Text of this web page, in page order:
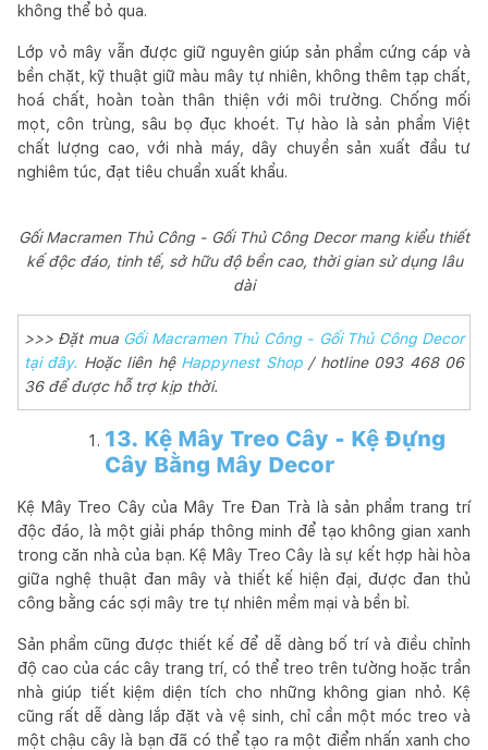
không thể bỏ qua.
Lớp vỏ mây vẫn được giữ nguyên giúp sản phẩm cứng cáp và
bền chặt, kỹ thuật giữ màu mây tự nhiên, không thêm tạp chất,
hoá chất, hoàn toàn thân thiện với môi trường. Chống mối
mọt, côn trùng, sâu bọ đục khoét. Tự hào là sản phẩm Việt
chất lượng cao, với nhà máy, dây chuyền sản xuất đầu tư
nghiêm túc, đạt tiêu chuẩn xuất khẩu.
Gối Macramen Thủ Công - Gối Thủ Công Decor mang kiểu thiết
kế độc đáo, tinh tế, sở hữu độ bền cao, thời gian sử dụng lâu
dài
>>> Đặt mua Gối Macramen Thủ Công - Gối Thủ Công Decor
tại đây. Hoặc liên hệ Happynest Shop/ hotline 093 468 06
36 để được hỗ trợ kịp thời.
13. Kệ Mây Treo Cây - Kệ Đựng
Cây Bằng Mây Decor
Kệ Mây Treo Cây của Mây Tre Đan Trà là sản phẩm trang trí
độc đáo, là một giải pháp thông minh để tạo không gian xanh
trong căn nhà của bạn. Kệ Mây Treo Cây là sự kết hợp hài hòa
giữa nghệ thuật đan mây và thiết kế hiện đại, được đan thủ
công bằng các sợi mây tre tự nhiên mềm mại và bền bỉ.
Sản phẩm cũng được thiết kế để dễ dàng bố trí và điều chỉnh
độ cao của các cây trang trí, có thể treo trên tường hoặc trần
nhà giúp tiết kiệm diện tích cho những không gian nhỏ. Kệ
cũng rất dễ dàng lắp đặt và vệ sinh, chỉ cần một móc treo và
một chậu cây là bạn đã có thể tạo ra một điểm nhấn xanh cho